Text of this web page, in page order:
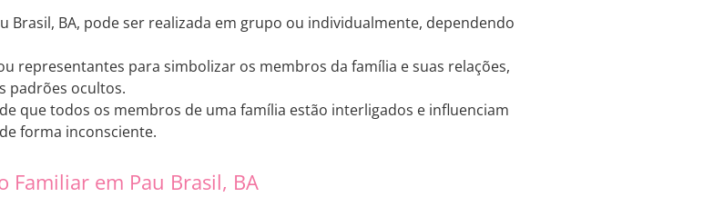
Brasil, BA, pode ser realizada em grupo ou individualmente, dependendo
representantes para simbolizar os membros da família e suas relações,
padrões ocultos.
que todos os membros de uma família estão interligados e influenciam
forma inconsciente.
Familiar em Pau Brasil, BA